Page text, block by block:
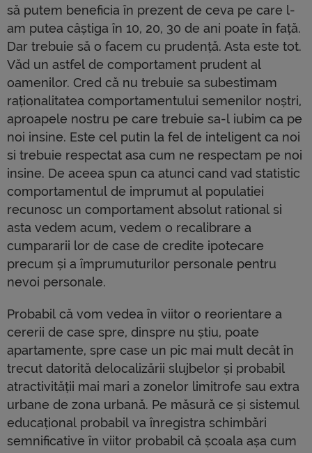
să putem beneficia în prezent de ceva pe care l-
am putea câștiga în 10, 20, 30 de ani poate în față.
Dar trebuie să o facem cu prudență. Asta este tot.
Văd un astfel de comportament prudent al
oamenilor. Cred că nu trebuie sa subestimam
raționalitatea comportamentului semenilor noștri,
aproapele nostru pe care trebuie sa-l iubim ca pe
noi insine. Este cel putin la fel de inteligent ca noi
si trebuie respectat asa cum ne respectam pe noi
insine. De aceea spun ca atunci cand vad statistic
comportamentul de imprumut al populatiei
recunosc un comportament absolut rational si
asta vedem acum, vedem o recalibrare a
cumpararii lor de case de credite ipotecare
precum și a împrumuturilor personale pentru
nevoi personale.
Probabil că vom vedea în viitor o reorientare a
cererii de case spre, dinspre nu știu, poate
apartamente, spre case un pic mai mult decât în
trecut datorită delocalizării slujbelor și probabil
atractivității mai mari a zonelor limitrofe sau extra
urbane de zona urbană. Pe măsură ce și sistemul
educațional probabil va înregistra schimbări
semnificative în viitor probabil că școala așa cum